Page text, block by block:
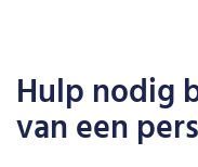
Hulp nodig
van een